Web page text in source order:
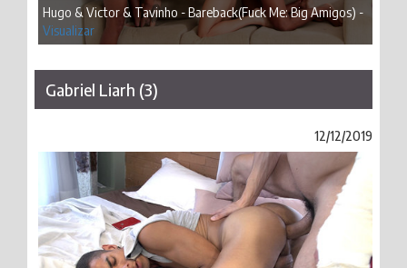
Hugo & Victor & Tavinho - Bareback(Fuck Me: Big Amigos) -
Visualizar
Gabriel Liarh (3)
12/12/2019